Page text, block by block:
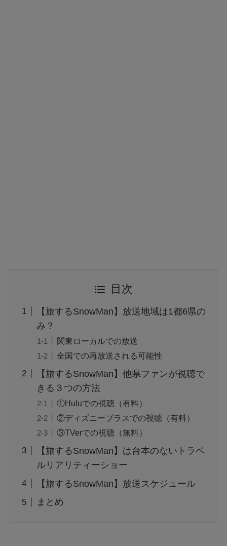
目次
【旅するSnowMan】放送地域は1都6県の
み？
関東ローカルでの放送
全国での再放送される可能性
【旅するSnowMan】他県ファンが視聴で
きる３つの方法
①Huluでの視聴（有料）
②ディズニープラスでの視聴（有料）
③TVerでの視聴（無料）
【旅するSnowMan】は台本のないトラベ
ルリアリティーショー
【旅するSnowMan】放送スケジュール
まとめ